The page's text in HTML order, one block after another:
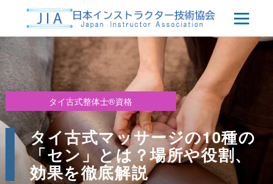
タイ古式整体士®資格
タイ古式マッサージの10種の
「セン」とは？場所や役割、
効果を徹底解説